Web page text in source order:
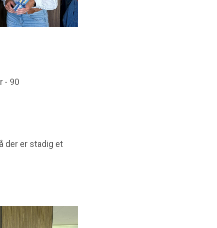
- 90
der er stadig et